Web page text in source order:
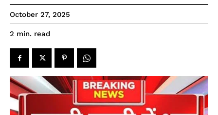
October 27, 2025
2 min. read